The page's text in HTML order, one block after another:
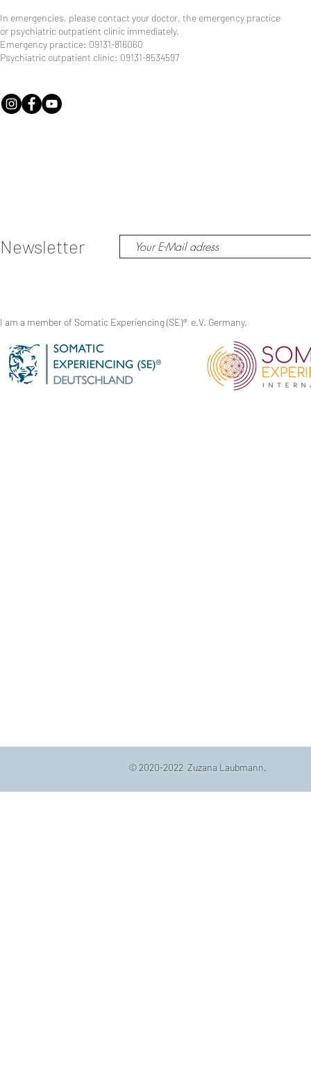
In emergencies, please contact your doctor, the emergency practice
or psychiatric outpatient clinic immediately.
Emergency practice: 09131-816060
Psychiatric outpatient clinic: 09131-8534597
Newsletter
I am a member of Somatic Experiencing (SE)® e.V. Germany.
© 2020-2022 Zuzana Laubmann.